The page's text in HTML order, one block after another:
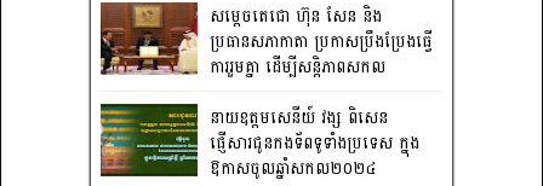
សម្តេចតេជោ ហ៊ុន សែន និង
ប្រធានសភាកាតា ប្រកាសប្រឹងប្រែងធ្វើ
ការ​រួមគ្នា ដើម្បីសន្តិភាពសកល
នាយឧត្តមសេនីយ៍ វង្ស ពិសេន
ផ្ញើសារជូនកងទ័ពទូទាំងប្រទេស ក្នុង
ឱកាសចូលឆ្នាំសកល២០២៤